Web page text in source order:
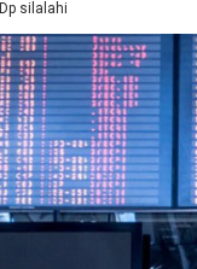
Dp silalahi